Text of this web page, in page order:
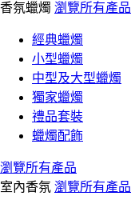
香氛蠟燭 瀏覽所有產品
經典蠟燭
小型蠟燭
中型及大型蠟燭
獨家蠟燭
禮品套裝
蠟燭配飾
瀏覽所有產品
室內香氛 瀏覽所有產品